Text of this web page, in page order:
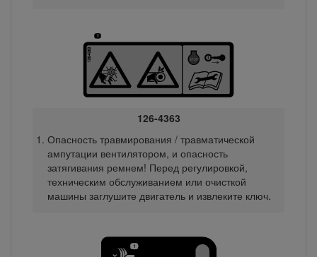
126-4363
Опасность травмирования / травматической
ампутации вентилятором, и опасность
затягивания ремнем! Перед регулировкой,
техническим обслуживанием или очисткой
машины заглушите двигатель и извлеките ключ.